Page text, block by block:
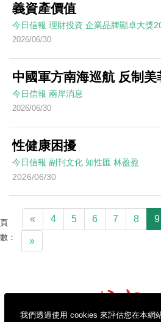
我們透過使用 cookies 來評估您在本網
義資產價值
今日信報 理財投資 企業品牌顯卓大獎
2026/06/30
中國軍方南海巡航 反制美
今日信報 兩岸消息
2026/06/30
性健康困擾
今日信報 副刊文化 知性匯 林盈盈
2026/06/30
頁
數：
« 4 5 6 7 8 9
»